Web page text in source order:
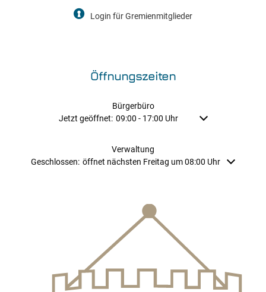
Login für Gremienmitglieder
Öffnungszeiten
Bürgerbüro
Klicken, um weitere Öffnungs- oder Schließzeiten
Jetzt geöffnet: 09:00 - 17:00 Uhr Von 09:00 bis
Verwaltung
Klicken, um weitere Öffnungs- oder Schließzeiten auszublenden
Geschlossen: öffnet nächsten Freitag um 08:00 Uhr